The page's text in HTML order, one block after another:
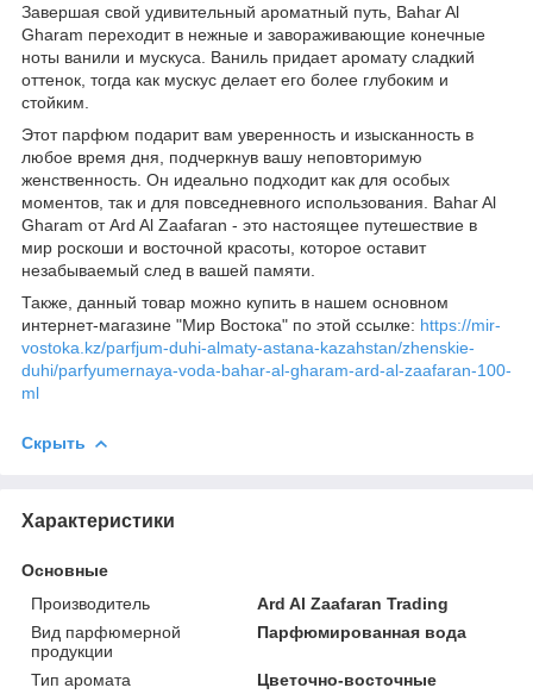
Завершая свой удивительный ароматный путь, Bahar Al
Gharam переходит в нежные и завораживающие конечные
ноты ванили и мускуса. Ваниль придает аромату сладкий
оттенок, тогда как мускус делает его более глубоким и
стойким.
Этот парфюм подарит вам уверенность и изысканность в
любое время дня, подчеркнув вашу неповторимую
женственность. Он идеально подходит как для особых
моментов, так и для повседневного использования. Bahar Al
Gharam от Ard Al Zaafaran - это настоящее путешествие в
мир роскоши и восточной красоты, которое оставит
незабываемый след в вашей памяти.
Также, данный товар можно купить в нашем основном
интернет-магазине "Мир Востока" по этой ссылке: https://mir-
vostoka.kz/parfjum-duhi-almaty-astana-kazahstan/zhenskie-
duhi/parfyumernaya-voda-bahar-al-gharam-ard-al-zaafaran-100-
ml
Скрыть
Характеристики
Основные
Производитель
Ard Al Zaafaran Trading
Вид парфюмерной
продукции
Парфюмированная вода
Тип аромата
Цветочно-восточные